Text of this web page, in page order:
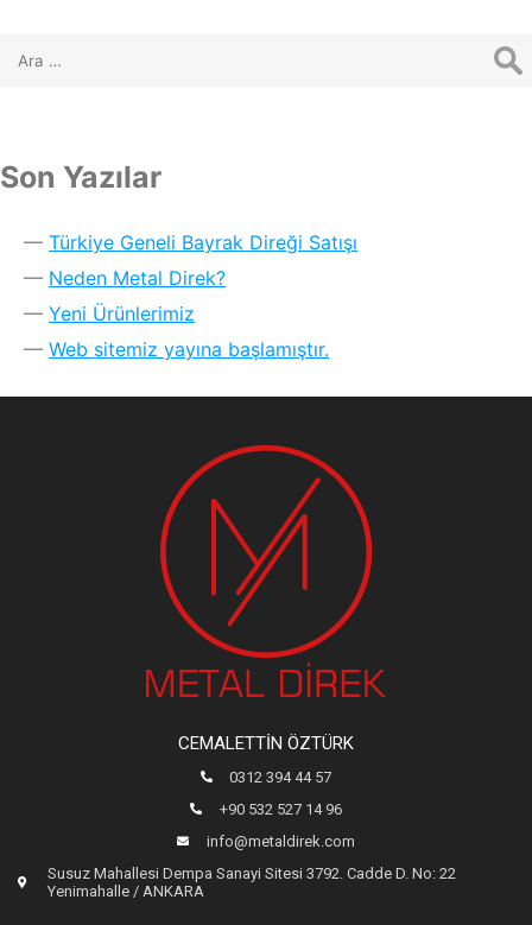
Son Yazılar
Türkiye Geneli Bayrak Direği Satışı
Neden Metal Direk?
Yeni Ürünlerimiz
Web sitemiz yayına başlamıştır.
CEMALETTIN ÖZTÜRK
0312 394 44 57
+90 532 527 14 96
info@metaldirek.com
Susuz Mahallesi Dempa Sanayi Sitesi 3792. Cadde D. No: 22
Yenimahalle / ANKARA